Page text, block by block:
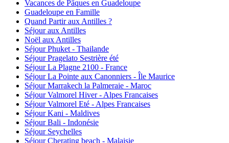
Vacances de Pâques en Guadeloupe
Guadeloupe en Famille
Quand Partir aux Antilles ?
Séjour aux Antilles
Noël aux Antilles
Séjour Phuket - Thailande
Séjour Pragelato Sestrière été
Séjour La Plagne 2100 - France
Séjour La Pointe aux Canonniers - Île Maurice
Séjour Marrakech la Palmeraie - Maroc
Séjour Valmorel Hiver - Alpes Francaises
Séjour Valmorel Eté - Alpes Francaises
Séjour Kani - Maldives
Séjour Bali - Indonésie
Séjour Seychelles
Séjour Cherating beach - Malaisie